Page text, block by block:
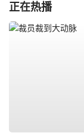
正在热播